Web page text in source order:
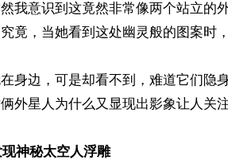
我意识到这竟然非常像两个站立的
竟，当她看到这处幽灵般的图案时
身边，可是却看不到，难道它们隐
外星人为什么又显现出影象让人关
神秘太空人浮雕